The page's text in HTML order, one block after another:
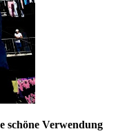
schöne Verwendung